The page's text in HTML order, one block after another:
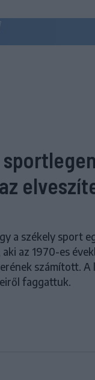
a székely sport
az 1970-es
számított.
faggattuk.